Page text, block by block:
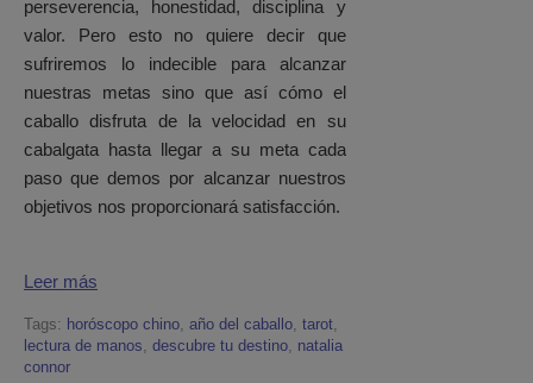
perseverencia, honestidad, disciplina y
valor. Pero esto no quiere decir que
sufriremos lo indecible para alcanzar
nuestras metas sino que así cómo el
caballo disfruta de la velocidad en su
cabalgata hasta llegar a su meta cada
paso que demos por alcanzar nuestros
objetivos nos proporcionará satisfacción.
Leer más
Tags: horóscopo chino año del caballo tarot
lectura de manos descubre tu destino natalia
connor